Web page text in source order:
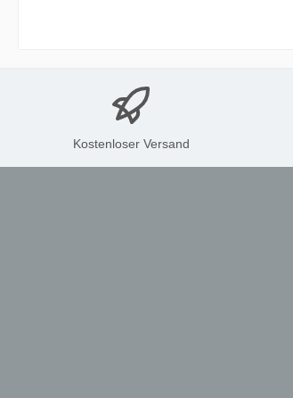
Kostenloser Versand